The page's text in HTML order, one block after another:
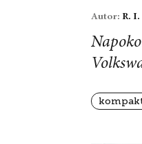
Autor: R. I.